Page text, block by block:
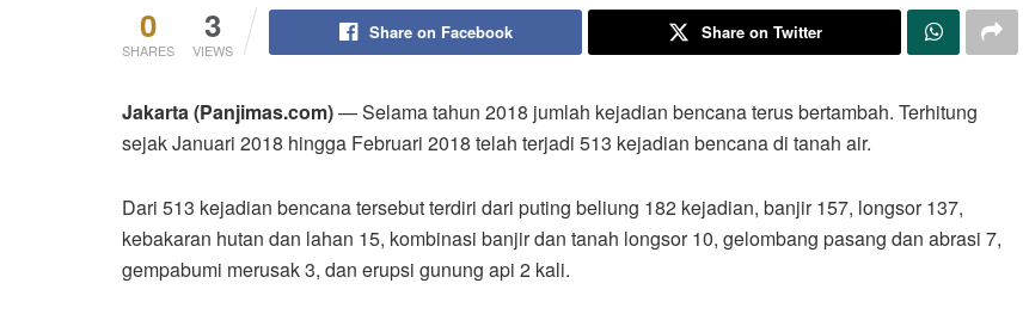
0
SHARES
3
VIEWS
Share on Facebook Share on Twitter
Jakarta (Panjimas.com)— Selama tahun 2018 jumlah kejadian bencana terus bertambah. Terhitung
sejak Januari 2018 hingga Februari 2018 telah terjadi 513 kejadian bencana di tanah air.
Dari 513 kejadian bencana tersebut terdiri dari puting beliung 182 kejadian, banjir 157, longsor 137,
kebakaran hutan dan lahan 15, kombinasi banjir dan tanah longsor 10, gelombang pasang dan abrasi 7,
gempabumi merusak 3, dan erupsi gunung api 2 kali.